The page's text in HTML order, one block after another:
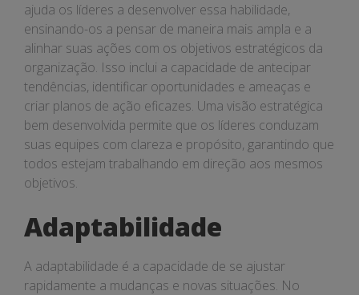
ajuda os líderes a desenvolver essa habilidade,
ensinando-os a pensar de maneira mais ampla e a
alinhar suas ações com os objetivos estratégicos da
organização. Isso inclui a capacidade de antecipar
tendências, identificar oportunidades e ameaças e
criar planos de ação eficazes. Uma visão estratégica
bem desenvolvida permite que os líderes conduzam
suas equipes com clareza e propósito, garantindo que
todos estejam trabalhando em direção aos mesmos
objetivos.
Adaptabilidade
A adaptabilidade é a capacidade de se ajustar
rapidamente a mudanças e novas situações. No